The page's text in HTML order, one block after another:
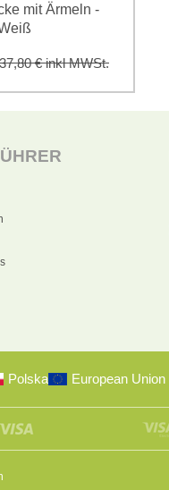
mit Ärmeln -
37,80 €inkl MWSt.
Polska European Union